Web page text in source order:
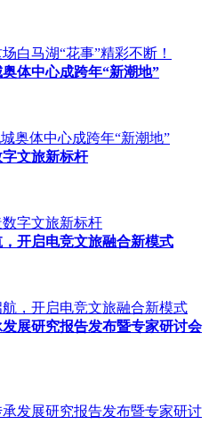
体中心成跨年“新潮地”
文旅新标杆
开启电竞文旅融合新模式
展研究报告发布暨专家研讨会